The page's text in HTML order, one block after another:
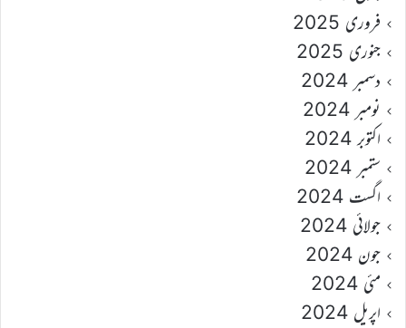
فروری 2025
جنوری 2025
دسمبر 2024
نومبر 2024
اکتوبر 2024
ستمبر 2024
اگست 2024
جولائی 2024
جون 2024
مئی 2024
اپریل 2024